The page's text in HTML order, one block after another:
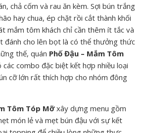
chả cốm và rau ăn kèm. Sợi bún trắng
hay chua, ép chặt rồi cắt thành khối
mắm tôm khách chỉ cần thêm ít tắc và
đánh cho lên bọt là có thể thưởng thức
thế, quán Phố Đậu – Mắm Tôm
combo đặc biệt kết hợp nhiều loại
cỡ lớn rất thích hợp cho nhóm đông
Tôm Tóp Mỡxây dựng menu gồm
món lẻ và mẹt bún đậu với sự kết